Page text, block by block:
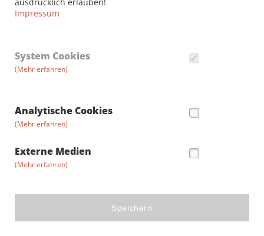
Impressum
System Cookies
(Mehr erfahren)
Analytische Cookies
(Mehr erfahren)
Externe Medien
(Mehr erfahren)
Speichern
Stadt *